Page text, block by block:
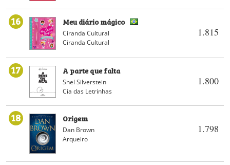
16
1.815
Meu diário mágico
Ciranda Cultural
Ciranda Cultural
17
1.800
A parte que falta
Shel Silverstein
Cia das Letrinhas
18
1.798
Origem
Dan Brown
Arqueiro